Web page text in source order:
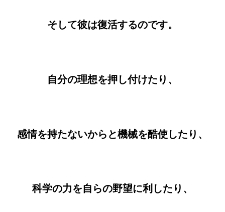
そして彼は復活するのです。
自分の理想を押し付けたり、
感情を持たないからと機械を酷使したり、
科学の力を自らの野望に利したり、